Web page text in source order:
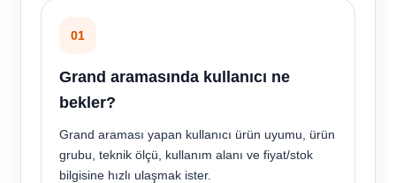
01
Grand aramasında kullanıcı ne
bekler?
Grand araması yapan kullanıcı ürün uyumu, ürün
grubu, teknik ölçü, kullanım alanı ve fiyat/stok
bilgisine hızlı ulaşmak ister.